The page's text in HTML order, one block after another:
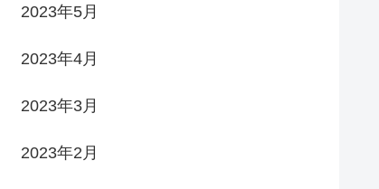
2023年5月
2023年4月
2023年3月
2023年2月